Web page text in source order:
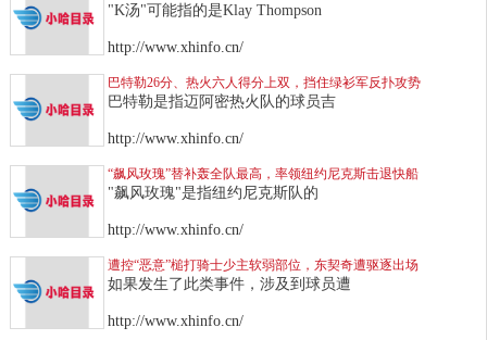
"K汤"可能指的是Klay Thompson
http://www.xhinfo.cn/
巴特勒26分、热火六人得分上双，挡住绿衫军反扑攻势
巴特勒是指迈阿密热火队的球员吉
http://www.xhinfo.cn/
“飙风玫瑰”替补轰全队最高，率领纽约尼克斯击退快船
"飙风玫瑰"是指纽约尼克斯队的
http://www.xhinfo.cn/
遭控“恶意”槌打骑士少主软弱部位，东契奇遭驱逐出场
如果发生了此类事件，涉及到球员遭
http://www.xhinfo.cn/